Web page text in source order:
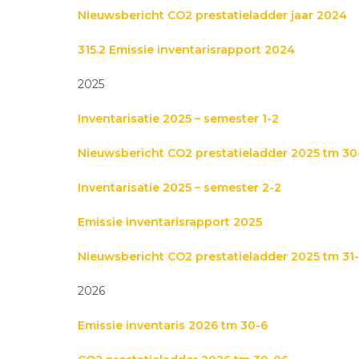
Nieuwsbericht CO2 prestatieladder jaar 2024
315.2 Emissie inventarisrapport 2024
2025
Inventarisatie 2025 – semester 1-2
Nieuwsbericht CO2 prestatieladder 2025 tm
Inventarisatie 2025 – semester 2-2
Emissie inventarisrapport 2025
Nieuwsbericht CO2 prestatieladder 2025 tm 31-
2026
Emissie inventaris 2026 tm 30-6